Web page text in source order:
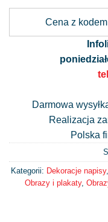
Cena z kodem
Darmowa
Realizacja
Polska
Kategorii: Dekoracje napisy,
Obrazy i plakaty,